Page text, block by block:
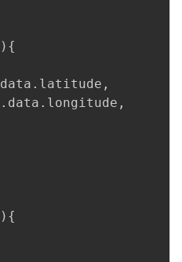
) {
data . latitude ,
. data . longitude ,
) {